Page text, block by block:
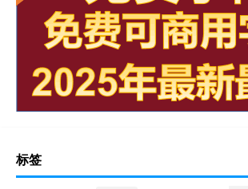
标签